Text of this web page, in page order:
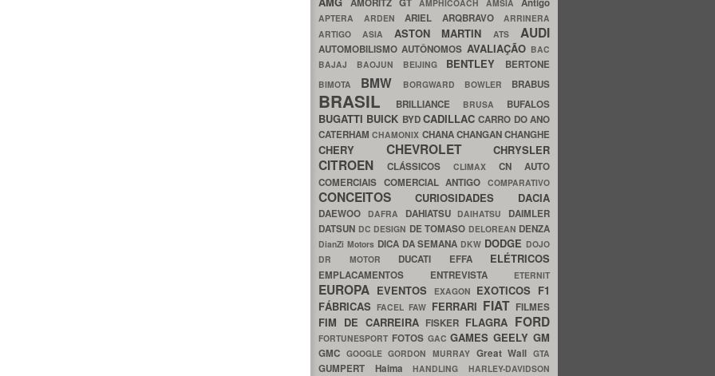
AMORITZ GT AMPHICOACH AMSIA Antigo
APTERA ARDEN ARIEL ARQBRAVO ARRINERA
ARTIGO ASIA ASTON MARTINATS AUDI
AUTOMOBILISMOAUTÔNOMOS AVALIAÇÃO BAC
BAJAJ BAOJUN BEIJING BENTLEY BERTONE
BIMOTA BMW BORGWARD BOWLER BRABUS
BRASIL BRILLIANCE BRUSA BUFALOS
BUGATTI BUICK BYDCADILLACCARRO DO ANO
CATERHAMCHAMONIX CHANACHANGANCHANGHE
CHERY CHEVROLET CHRYSLER
CITROEN CLÁSSICOS CLIMAX CN AUTO
COMERCIAIS COMERCIAL ANTIGOCOMPARATIVO
CONCEITOS CURIOSIDADES DACIA
DAEWOO DAFRA DAHIATSU DAIHATSU DAIMLER
DATSUN DC DESIGN DE TOMASO DELOREAN DENZA
DianZi Motors DICA DA SEMANA DKW DODGE DOJO
DR MOTOR DUCATI EFFA ELÉTRICOS
EMPLACAMENTOS ENTREVISTA ETERNIT
EUROPA EVENTOS EXAGON EXOTICOS F1
FÁBRICASFACELFAW FERRARI FIAT FILMES
FIM DE CARREIRA FISKER FLAGRA FORD
FORTUNESPORT FOTOS GACGAMESGEELYGM
GMC GOOGLEGORDON MURRAY Great WallGTA
GUMPERT HaimaHANDLINGHARLEY-DAVIDSON